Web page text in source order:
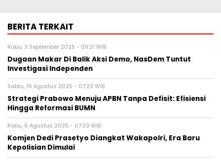
BERITA TERKAIT
Rabu, 3 September 2025 - 09:21 WIB
Dugaan Makar Di Balik Aksi Demo, NasDem Tuntut
Investigasi Independen
Sabtu, 16 Agustus 2025 - 07:23 WIB
Strategi Prabowo Menuju APBN Tanpa Defisit: Efisiensi
Hingga Reformasi BUMN
Rabu, 6 Agustus 2025 - 07:33 WIB
Komjen Dedi Prasetyo Diangkat Wakapolri, Era Baru
Kepolisian Dimulai